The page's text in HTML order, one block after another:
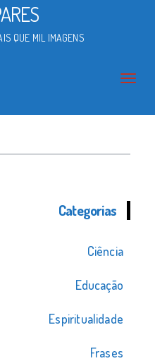
QUE MIL IMAGENS
Categorias
Ciência
Educação
Espiritualidade
Frases